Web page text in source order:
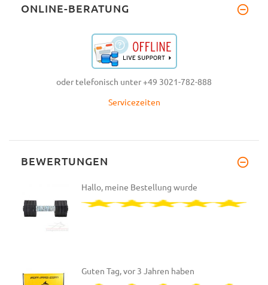
ONLINE-BERATUNG
oder telefonisch unter +49 3021-782-888
Servicezeiten
BEWERTUNGEN
Hallo, meine Bestellung wurde
Guten Tag, vor 3 Jahren haben